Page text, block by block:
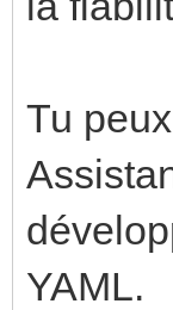
Tu
YAML.